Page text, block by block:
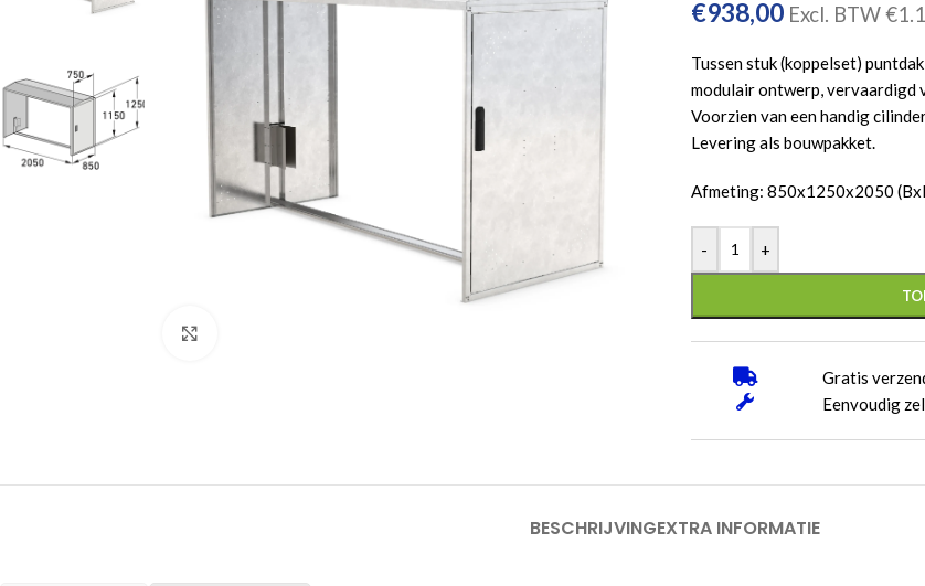
€938,00 Excl. BTW€
Tussen stuk (koppelset)
modulair ontwerp, vervaardigd
Voorzien van een handig
Levering als bouwpakket.
Afmeting: 850x1250x2050
- +
Gratis
Eenvoudig
BESCHRIJVINGEXTRA INFORMATIE